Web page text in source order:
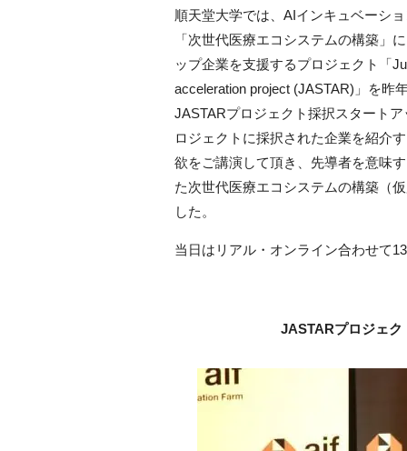
順天堂大学では、AIインキュベーシ
「次世代医療エコシステムの構築」
ップ企業を支援するプロジェクト「
acceleration project (JASTAR)」を昨
JASTARプロジェクト採択スタート
ロジェクトに採択された企業を紹介
欲をご講演して頂き、先導者を意味
た次世代医療エコシステムの構築（
した。
当日はリアル・オンライン合わせて
JASTARプロジェク